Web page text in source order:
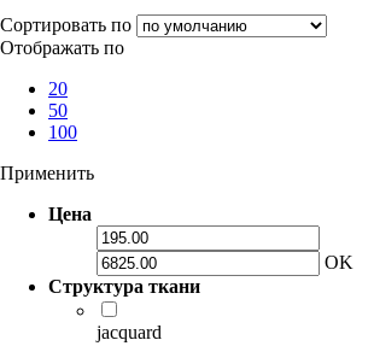
Сортировать по
Отображать по
20
50
100
Применить
Цена
OK
Структура ткани
jacquard